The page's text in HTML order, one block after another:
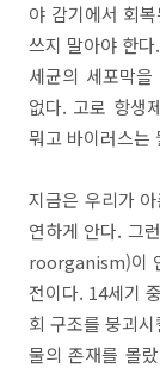
야 감기에서 회
쓰지 말아야 한
세균의 세포막
없다. 고로 항생
뭐고 바이러스는
지금은 우리가
연하게 안다. 그
roorganism)이
전이다. 14세기
회 구조를 붕괴
물의 존재를 몰